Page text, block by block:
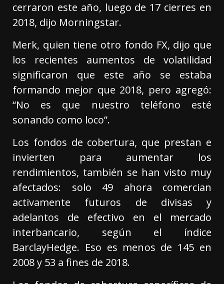
cerraron este año, luego de 17 cierres en
2018, dijo Morningstar.
Merk, quien tiene otro fondo FX, dijo que
los recientes aumentos de volatilidad
significaron que este año se estaba
formando mejor que 2018, pero agregó:
“No es que nuestro teléfono esté
sonando como loco”.
Los fondos de cobertura, que prestan e
invierten para aumentar los
rendimientos, también se han visto muy
afectados: solo 49 ahora comercian
activamente futuros de divisas y
adelantos de efectivo en el mercado
interbancario, según el índice
BarclayHedge. Eso es menos de 145 en
2008 y 53 a fines de 2018.